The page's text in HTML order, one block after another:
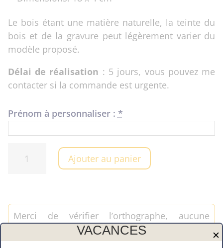
Le bois étant une matière naturelle, la teinte du
bois et de la gravure peut légèrement varier du
modèle proposé.
Délai de réalisation : 5 jours, vous pouvez me
contacter si la commande est urgente.
Prénom à personnaliser : *
Ajouter au panier
Merci de vérifier l’orthographe, aucune
modification ultérieure ne sera possible.
VACANCES ✕